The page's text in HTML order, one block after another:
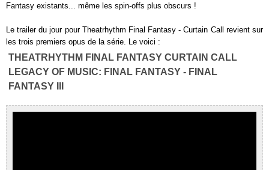
Fantasy existants... même les spin-offs plus obscurs !
Le trailer du jour pour Theatrhythm Final Fantasy - Curtain Call revient sur
les trois premiers opus de la série. Le voici :
THEATRHYTHM FINAL FANTASY CURTAIN CALL
LEGACY OF MUSIC: FINAL FANTASY - FINAL
FANTASY III